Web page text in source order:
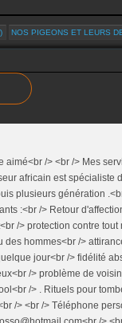
NOS PIGEONS ET LEURS
/> <br /> Mes
africain est spécialiste
plusieurs génération
:<br /> Retour
/> protection contre
hommes<br />
jour<br /> fidélité
/> problème de
/> . Rituels pour
/> <br /> Téléphone